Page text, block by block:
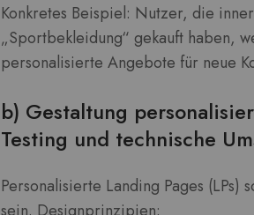
Konkretes Beispiel: Nutzer, die
„Sportbekleidung“ gekauft haben,
personalisierte Angebote für neue
b) Gestaltung
Testing und technische
Personalisierte Landing Pages